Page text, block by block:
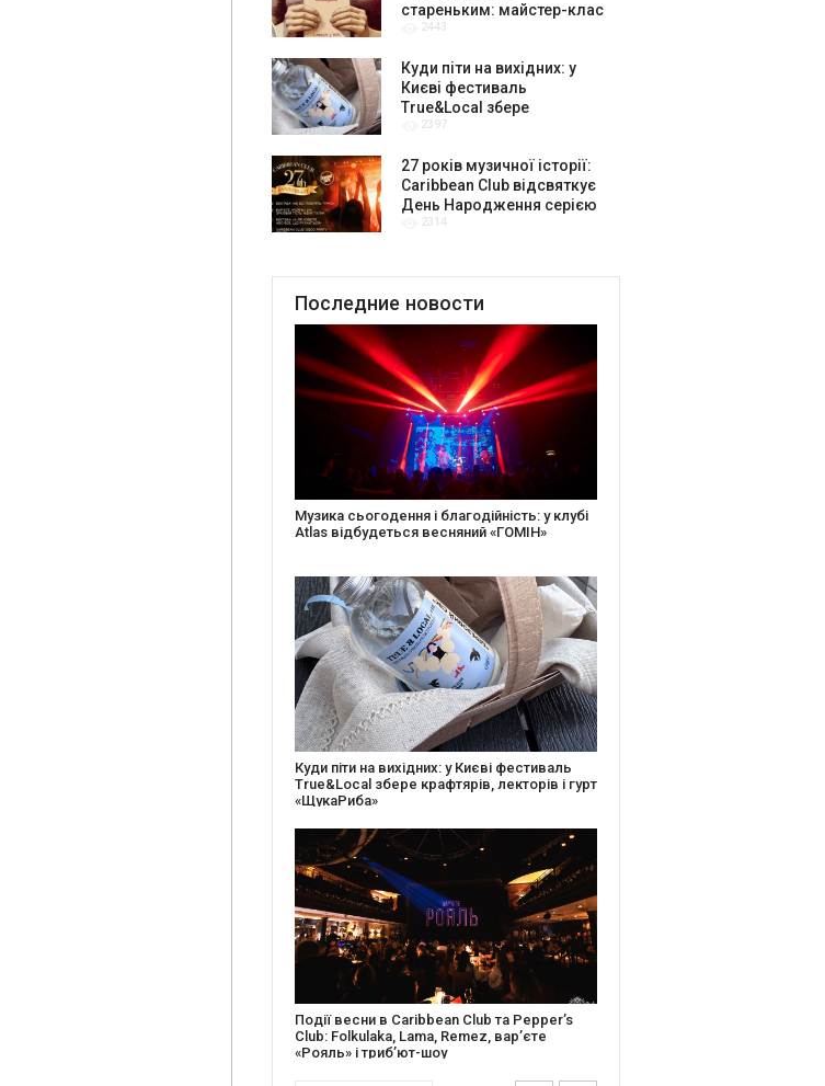
стареньким: майстер-клас
від БФ «Юлині Бабусі» на
2443
Куди піти на вихідних: у
Києві фестиваль
True&Local збере
крафтярів, лекторів і гурт
2397
27 років музичної історії:
Caribbean Club відсвяткує
День Народження серією
благодійних подій
2314
Последние новости
True&Local збере крафтярів, лекторів і гурт
Створіть святкову листівку та допоможіть
стареньким: майстер-клас від БФ «Юлині
27 років музичної історії: Caribbean Club
відсвяткує День Народження серією
благодійних подій
Документальний фільм “Будинок “Слово”
англійською покажуть в країнах Європи,
Канаді та США